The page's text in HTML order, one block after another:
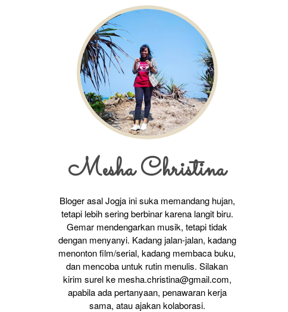
Mesha Christina
Bloger asal Jogja ini suka memandang hujan,
tetapi lebih sering berbinar karena langit biru.
Gemar mendengarkan musik, tetapi tidak
dengan menyanyi. Kadang jalan-jalan, kadang
menonton film/serial, kadang membaca buku,
dan mencoba untuk rutin menulis. Silakan
kirim surel ke mesha.christina@gmail.com,
apabila ada pertanyaan, penawaran kerja
sama, atau ajakan kolaborasi.